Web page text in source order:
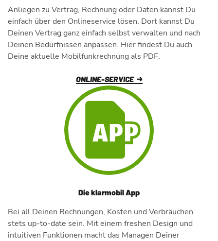
Anliegen zu Vertrag, Rechnung oder Daten kannst Du
einfach über den Onlineservice lösen. Dort kannst Du
Deinen Vertrag ganz einfach selbst verwalten und nach
Deinen Bedürfnissen anpassen. Hier findest Du auch
Deine aktuelle Mobilfunkrechnung als PDF.
ONLINE-SERVICE
Die klarmobil App
Bei all Deinen Rechnungen, Kosten und Verbräuchen
stets up-to-date sein. Mit einem freshen Design und
intuitiven Funktionen macht das Managen Deiner